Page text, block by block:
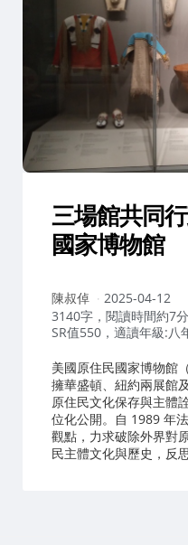
三場館共同
國家博物館
作
者：
陳叔倬
2025-04-12
3140字，閱讀時間約7
SR值550，適讀年級:八
美國原住民國家博物館
擁華盛頓、紐約兩展館
原住民文化保存與主體
位化公開。自 1989 年
觀點，力求破除外界對
民主體文化與歷史，反